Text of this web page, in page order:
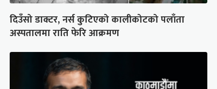
दिउँसो डाक्टर, नर्स कुटिएको कालीकोटको पलाँता
अस्पतालमा राति फेरि आक्रमण